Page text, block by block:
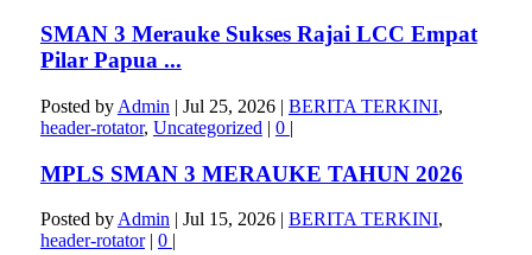
SMAN 3 Merauke Sukses Rajai LCC Empat
Pilar Papua ...
Posted by Admin | Jul 25, 2026| BERITA TERKINI,
header-rotator, Uncategorized | 0 |
MPLS SMAN 3 MERAUKE TAHUN 2026
Posted byAdmin| Jul 15, 2026| BERITA TERKINI,
header-rotator| 0 |